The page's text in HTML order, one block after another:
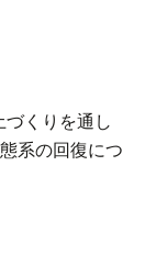
くりを通し
系の回復につ